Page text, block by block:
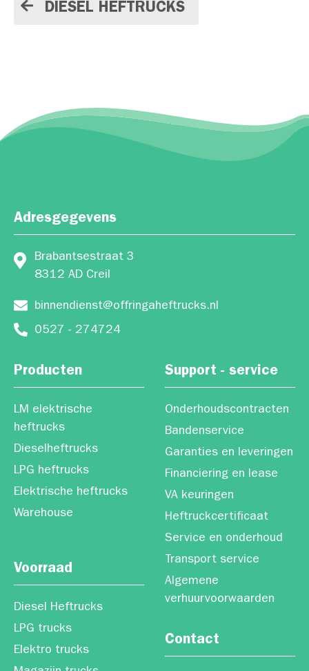
DIESEL HEFTRUCKS
Producten
LM elektrische
heftrucks
Dieselheftrucks
LPG heftrucks
Elektrische heftrucks
Warehouse
Support - service
Onderhoudscontracten
Bandenservice
Garanties en leveringen
Financiering en lease
VA keuringen
Heftruckcertificaat
Service en onderhoud
Transport service
Algemene
verhuurvoorwaarden
Voorraad
Diesel Heftrucks
LPG trucks
Elektro trucks
Contact
Adresgegevens
Brabantsestraat 3
8312 AD Creil
binnendienst@offringaheftrucks.nl
0527 - 274724